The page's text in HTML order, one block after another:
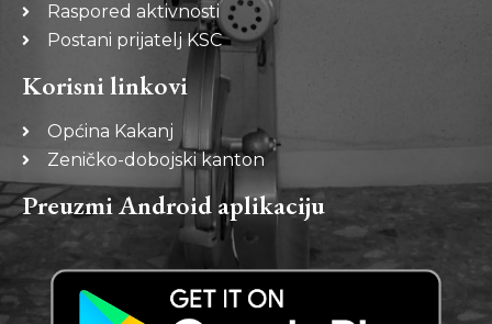
Raspored aktivnosti
Postani prijatelj KSC
Korisni linkovi
Općina Kakanj
Zeničko-dobojski kanton
Preuzmi Android aplikaciju